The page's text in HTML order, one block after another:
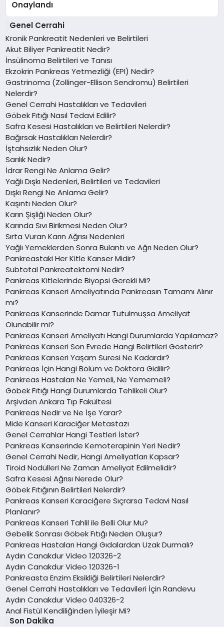
Onaylandı
Genel Cerrahi
Kronik Pankreatit Nedenleri ve Belirtileri
Akut Biliyer Pankreatit Nedir?
İnsülinoma Belirtileri ve Tanısı
Ekzokrin Pankreas Yetmezliği (EPI) Nedir?
Gastrinoma (Zollinger-Ellison Sendromu) Belirtileri
Nelerdir?
Genel Cerrahi Hastalıkları ve Tedavileri
Göbek Fıtığı Nasıl Tedavi Edilir?
Safra Kesesi Hastalıkları ve Belirtileri Nelerdir?
Bağırsak Hastalıkları Nelerdir?
İştahsızlık Neden Olur?
Sarılık Nedir?
İdrar Rengi Ne Anlama Gelir?
Yağlı Dışkı Nedenleri, Belirtileri ve Tedavileri
Dışkı Rengi Ne Anlama Gelir?
Kaşıntı Neden Olur?
Karın Şişliği Neden Olur?
Karında Sıvı Birikmesi Neden Olur?
Sırta Vuran Karın Ağrısı Nedenleri
Yağlı Yemeklerden Sonra Bulantı ve Ağrı Neden Olur?
Pankreastaki Her Kitle Kanser Midir?
Subtotal Pankreatektomi Nedir?
Pankreas Kitlelerinde Biyopsi Gerekli Mi?
Pankreas Kanseri Ameliyatında Pankreasın Tamamı Alınır
mı?
Pankreas Kanserinde Damar Tutulmuşsa Ameliyat
Olunabilir mi?
Pankreas Kanseri Ameliyatı Hangi Durumlarda Yapılamaz?
Pankreas Kanseri Son Evrede Hangi Belirtileri Gösterir?
Pankreas Kanseri Yaşam Süresi Ne Kadardır?
Pankreas İçin Hangi Bölüm ve Doktora Gidilir?
Pankreas Hastaları Ne Yemeli, Ne Yememeli?
Göbek Fıtığı Hangi Durumlarda Tehlikeli Olur?
Arşivden Ankara Tıp Fakültesi
Pankreas Nedir ve Ne İşe Yarar?
Mide Kanseri Karaciğer Metastazı
Genel Cerrahlar Hangi Testleri İster?
Pankreas Kanserinde Kemoterapinin Yeri Nedir?
Genel Cerrahi Nedir, Hangi Ameliyatları Kapsar?
Tiroid Nodülleri Ne Zaman Ameliyat Edilmelidir?
Safra Kesesi Ağrısı Nerede Olur?
Göbek Fıtığının Belirtileri Nelerdir?
Pankreas Kanseri Karaciğere Sıçrarsa Tedavi Nasıl
Planlanır?
Pankreas Kanseri Tahlil ile Belli Olur Mu?
Gebelik Sonrası Göbek Fıtığı Neden Oluşur?
Pankreas Hastaları Hangi Gıdalardan Uzak Durmalı?
Aydın Canakdur Video 120326-2
Aydın Canakdur Video 120326-1
Pankreasta Enzim Eksikliği Belirtileri Nelerdir?
Genel Cerrahi Hastalıkları ve Tedavileri İçin Randevu
Aydın Canakdur Video 040326-2
Anal Fistül Kendiliğinden İyileşir Mi?
Son Dakika